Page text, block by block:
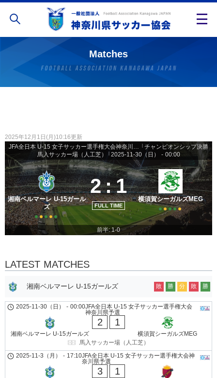
Matches
2025年12月1日(月)10:16更新
チャンピオンシップ決勝
馬入サッカー場（人工芝）
2025-11-30（日） - 00:00
湘南ベルマーレ U-15ガール
ズ
2:1
FULL TIME
横須賀シーガルズMEG
前半: 1-0
LATEST MATCHES
湘南ベルマーレ U-15ガールズ 敗 勝 分 敗 勝
JFA全日本 U-15 女子サッカー選手権大会
神奈川県予選
2025-11-30（日） - 00:00
湘南ベルマーレ U-15ガールズ
2 1
横須賀シーガルズMEG
馬入サッカー場（人工芝）
JFA全日本 U-15 女子サッカー選手権大会神
奈川県予選
2025-11-3（月） - 17:10
3 1